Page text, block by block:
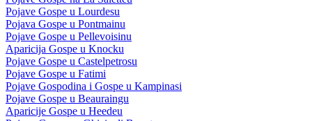
Pojave Gospe u Lourdesu
Pojava Gospe u Pontmainu
Pojave Gospe u Pellevoisinu
Aparicija Gospe u Knocku
Pojave Gospe u Castelpetrosu
Pojave Gospe u Fatimi
Pojave Gospodina i Gospe u Kampinasi
Pojave Gospe u Beauraingu
Aparicije Gospe u Heedeu